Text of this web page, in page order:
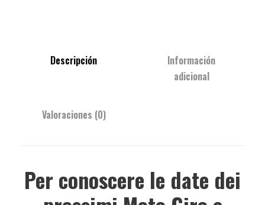
Descripción
Información
adicional
Valoraciones (0)
Per conoscere le date dei